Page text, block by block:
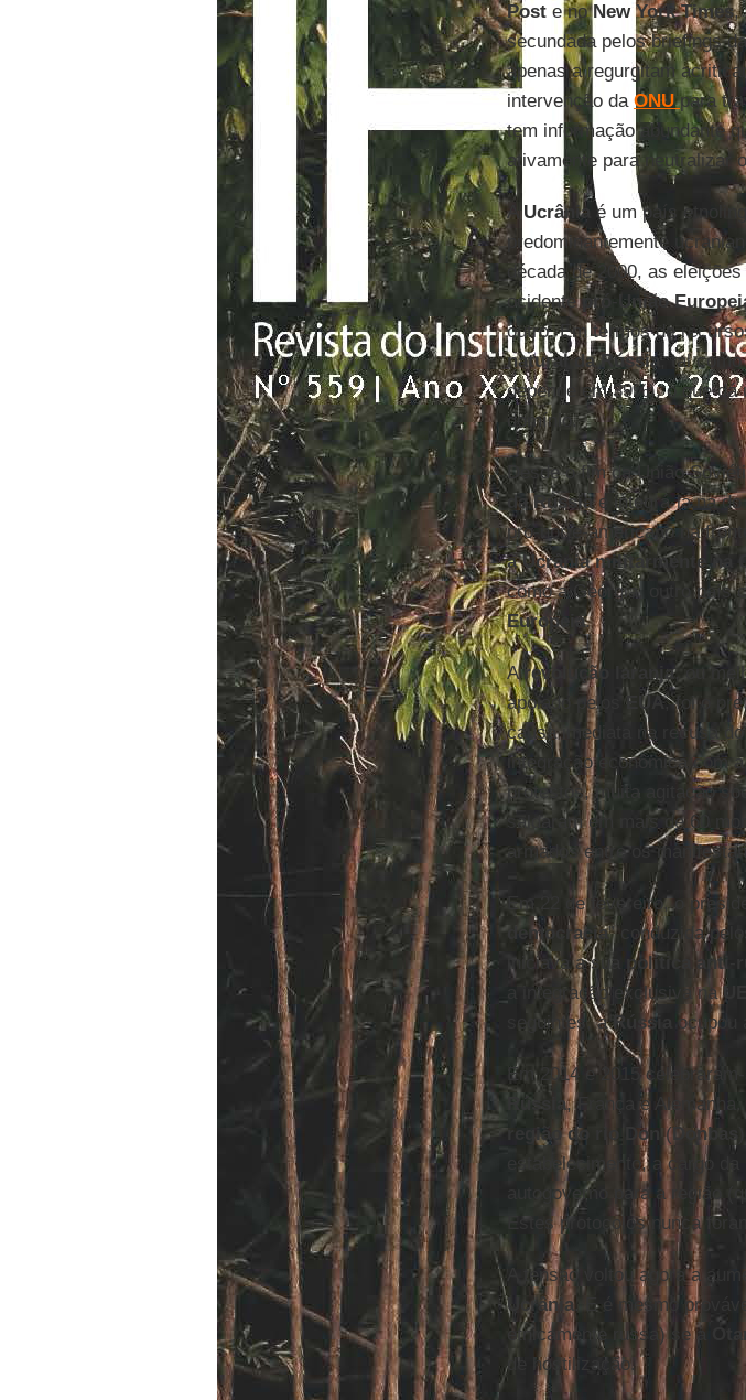
Poste noNew York Times,
secundada pelos briefings
apenas a regurgitam
intervenção da ONU para
tem informação abundante
ativamente para neutralizar
A Ucrânia é um país
predominantemente
década de 2000, as
ocidentepró - União
outro. Em termos de
natural da Rússia, tal como
depende em 39%), o que
domínio.
Desde o fim da União
da Rússiae integrá-la na do
pró-norte-americano na
a Ucrânia militarmente na
como a Geórgia, outro país
Europeia.
Arevolução laranja, ou
apoiado pelosEUA, foi o
causa imediata na recusa
integração econômica com
protestos, muita agitação
saldaram em mais de 60
armados entre os
Em 22 de fevereiro, o
democracia” conduzida
iniciava a sua
política anti
a integração exclusiva naUE
seguintes, aRússia ocupou
Em 2014 e 2015
Rússia, França e
região do rio
Don (Donbas
estabelecimento, a cargo da
autogoverno para a região
Estes protocolos nunca
A tensão voltou agora a
Ucrânia. E é mesmo
etnicamente russa) se a
de hostilização.